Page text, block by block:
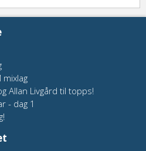
Allan Livgård til topps!
- dag 1